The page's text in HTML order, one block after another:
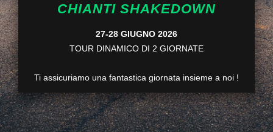
CHIANTI SHAKEDOWN
27-28 GIUGNO 2026
TOUR DINAMICO DI 2 GIORNATE
Ti assicuriamo una fantastica giornata insieme a noi !